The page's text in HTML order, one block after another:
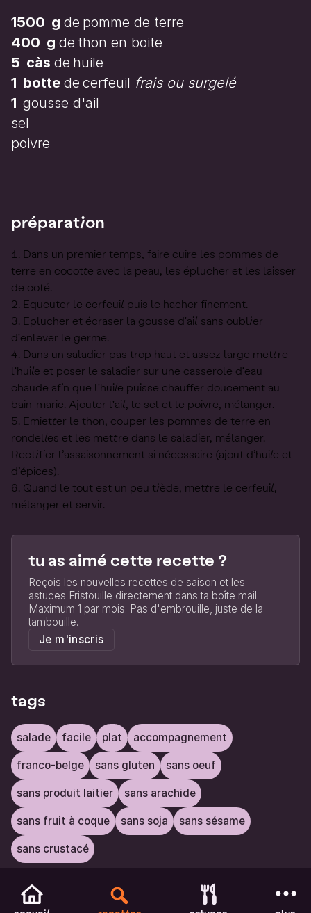
1500 g de pomme de terre
400 g de thon en boite
5 càs de huile
1 botte de cerfeuil frais ou surgelé
1 gousse d'ail
sel
poivre
préparation
Dans un premier temps, faire cuire les pommes de
terre en cocotte avec la peau, les éplucher et les laisser
de coté.
Equeuter le cerfeuil puis le hacher finement.
Eplucher et écraser la gousse d'ail sans oublier
d'enlever le germe.
Dans un saladier pas trop haut et assez large mettre
l'huile et poser le saladier sur une casserole d'eau
chaude afin que l'huile puisse chauffer doucement au
bain-marie. Ajouter l'ail, le sel et le poivre, mélanger.
Emietter le thon, couper les pommes de terre en
rondelles et les mettre dans le saladier, mélanger.
Rectifier l’assaisonnement si nécessaire (ajout d’huile et
d’épices).
Quand le tout est un peu tiède, mettre le cerfeuil,
mélanger et servir.
tu as aimé cette recette ?
Reçois les nouvelles recettes de saison et les
astuces Fristouille directement dans ta boîte mail.
Maximum 1 par mois. Pas d'embrouille, juste de la
tambouille.
Je m'inscris
tags
salade facile plat accompagnement
franco-belge sans gluten sans oeuf
sans produit laitier sans arachide
sans fruit à coque sans soja sans sésame
sans crustacé